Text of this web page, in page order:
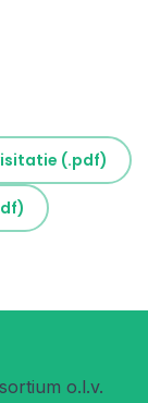
(.pdf)
o.l.v.